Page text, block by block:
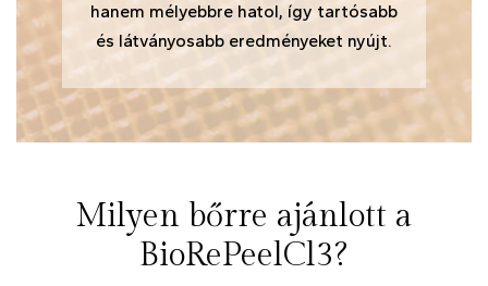
hanem mélyebbre hatol, így tartósabb
és látványosabb eredményeket nyújt.
Milyen bőrre ajánlott a
BioRePeelCl3?